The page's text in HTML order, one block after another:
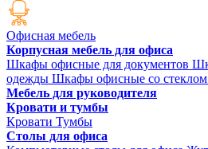
Офисная мебель
Корпусная мебель для офиса
Шкафы офисные для документов
одежды Шкафы офисные со стеклом
Мебель для руководителя
Кровати и тумбы
Кровати Тумбы
Столы для офиса